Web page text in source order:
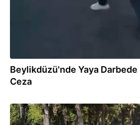
Beylikdüzü'nde Yaya
Ceza
03.08.2026